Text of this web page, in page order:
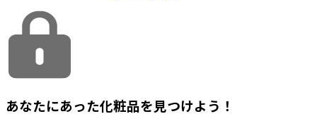
あなたにあった化粧品を見つけよう！